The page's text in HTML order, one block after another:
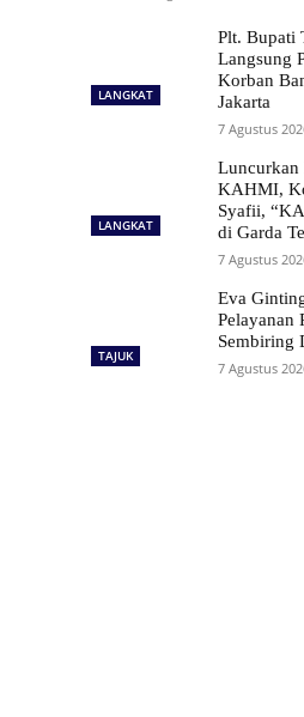
LANGKAT
Plt. Bupati
Langsung
Korban
Jakarta
7 Agustus
LANGKAT
KAHMI,
Syafii,
di Garda
7 Agustus
TAJUK
Eva
Pelayanan
Sembiring
7 Agustus